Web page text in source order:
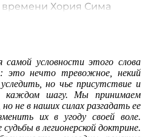
Хория Сима
работ, в которых
с ценным
заставшие поворотные
своего рода
мысль К. Кодряну и И.
концепцию о
Воскресении
самой условности этого слова
это нечто тревожное, некий
но чье присутствие и
каждом шагу. Мы принимаем
не в наших силах разгадать ее
их в угоду своей воле.
в легионерской доктрине.